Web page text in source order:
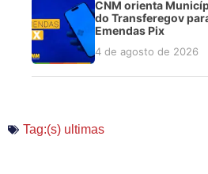
CNM orienta
do Transferegov
Emendas Pix
4 de agosto de 2026
Tag:(s) ultimas